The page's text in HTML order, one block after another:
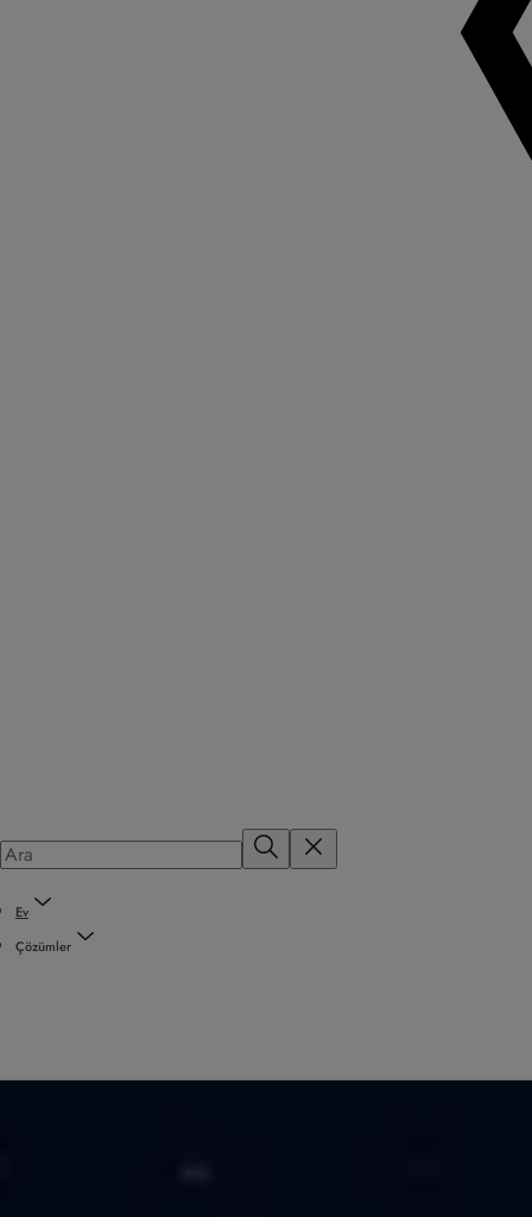
Ev
Çözümler